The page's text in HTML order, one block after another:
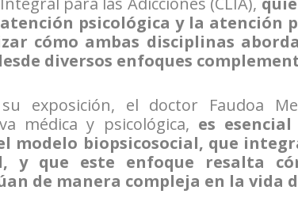
psicológica y la atención
cómo ambas disciplinas
diversos enfoques
exposición, el doctor Faudoa
médica y psicológica, es
modelo biopsicosocial, que
y que este enfoque resalta
de manera compleja en la vida